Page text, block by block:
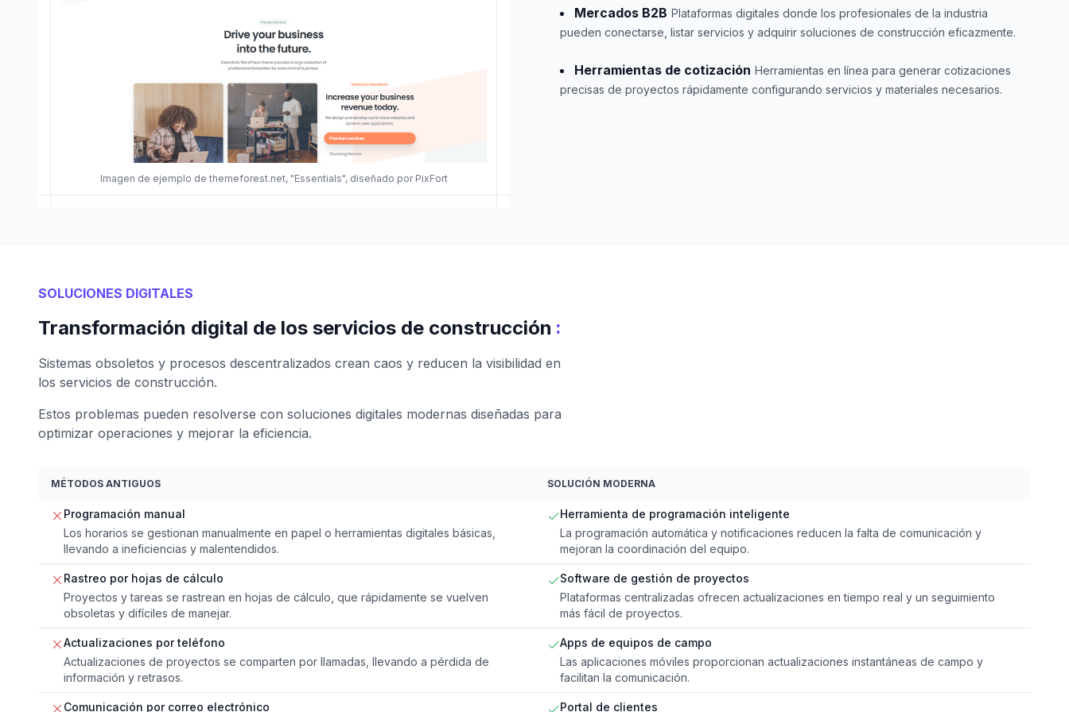
Imagen de ejemplo de themeforest.net, "Essentials", diseñado por PixFort
Mercados B2B Plataformas digitales donde los profesionales de la industria
pueden conectarse, listar servicios y adquirir soluciones de construcción eficazmente.
Herramientas de cotización Herramientas en línea para generar cotizaciones
precisas de proyectos rápidamente configurando servicios y materiales necesarios.
SOLUCIONES DIGITALES
Transformación digital de los servicios de construcción :
Sistemas obsoletos y procesos descentralizados crean caos y reducen la visibilidad en
los servicios de construcción.
Estos problemas pueden resolverse con soluciones digitales modernas diseñadas para
optimizar operaciones y mejorar la eficiencia.
MÉTODOS ANTIGUOS SOLUCIÓN MODERNA
Programación manual
Los horarios se gestionan manualmente en papel o herramientas digitales básicas,
llevando a ineficiencias y malentendidos.
Herramienta de programación inteligente
La programación automática y notificaciones reducen la falta de comunicación y
mejoran la coordinación del equipo.
Rastreo por hojas de cálculo
Proyectos y tareas se rastrean en hojas de cálculo, que rápidamente se vuelven
obsoletas y difíciles de manejar.
Software de gestión de proyectos
Plataformas centralizadas ofrecen actualizaciones en tiempo real y un seguimiento
más fácil de proyectos.
Actualizaciones por teléfono
Actualizaciones de proyectos se comparten por llamadas, llevando a pérdida de
información y retrasos.
Apps de equipos de campo
Las aplicaciones móviles proporcionan actualizaciones instantáneas de campo y
facilitan la comunicación.
Comunicación por correo electrónico Portal de clientes